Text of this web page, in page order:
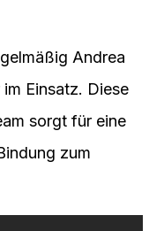
Andrea
Einsatz. Diese
sorgt für eine
zum